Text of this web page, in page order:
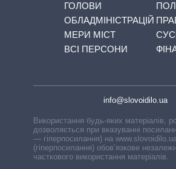
ГОЛОВИ
ОБЛАДМІНІСТРАЦІЙ
МЕРИ МІСТ
ВСІ ПЕРСОНИ
info@slovoidilo.ua
Використання будь-яких матеріалів,
дозволяється при вказуванні
— гіперпосилання) на
(гіперпосилання) обов’язкове
часткового використання матеріалів.